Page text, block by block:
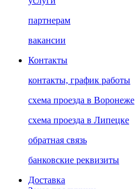
партнерам
вакансии
Контакты
контакты, график работы
схема проезда в Воронеже
схема проезда в Липецке
обратная связь
банковские реквизиты
Доставка